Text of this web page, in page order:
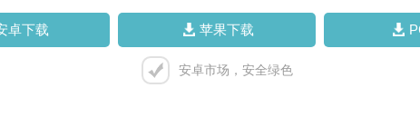
卓下载 苹果下载
安卓市场，安全绿色